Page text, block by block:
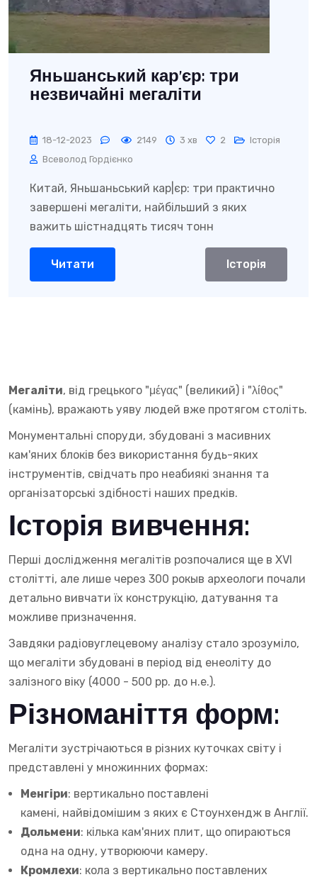
Яньшанський кар’єр: три
незвичайні мегаліти
18-12-2023 2149 3 хв 2
Історія
Всеволод Гордієнко
Китай, Яньшаньський кар|єр: три практично
завершені мегаліти, найбільший з яких
важить шістнадцять тисяч тонн
Читати Історія
Мегаліти, від грецького "μέγας" (великий) і "λίθος"
(камінь), вражають уяву людей вже протягом століть.
Монументальні споруди, збудовані з масивних
кам'яних блоків без використання будь-яких
інструментів, свідчать про неабиякі знання та
організаторські здібності наших предків.
Історія вивчення:
Перші дослідження мегалітів розпочалися ще в XVI
столітті, але лише через 300 рокыв археологи почали
детально вивчати їх конструкцію, датування та
можливе призначення.
Завдяки радіовуглецевому аналізу стало зрозуміло,
що мегаліти збудовані в період від енеоліту до
залізного віку (4000 - 500 рр. до н.е.).
Різноманіття форм:
Мегаліти зустрічаються в різних куточках світу і
представлені у множинних формах:
Менгіри: вертикально поставлені
камені, найвідомішим з яких є Стоунхендж в Англії.
Дольмени: кілька кам'яних плит, що опираються
одна на одну, утворюючи камеру.
Кромлехи: кола з вертикально поставлених